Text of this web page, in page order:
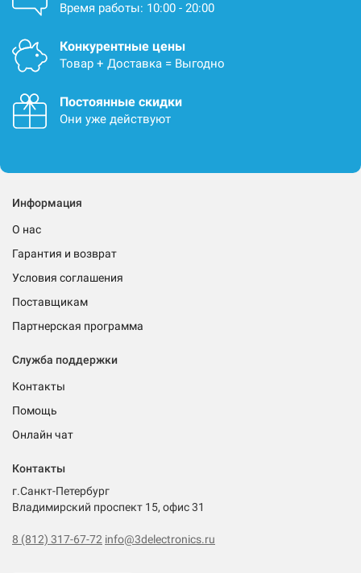
Время работы: 10:00 - 20:00
Конкурентные цены
Товар + Доставка = Выгодно
Постоянные скидки
Они уже действуют
Информация
О нас
Гарантия и возврат
Условия соглашения
Поставщикам
Партнерская программа
Служба поддержки
Контакты
Помощь
Онлайн чат
Контакты
г.Санкт-Петербург
Владимирский проспект 15, офис 31
8 (812) 317-67-72 info@3delectronics.ru